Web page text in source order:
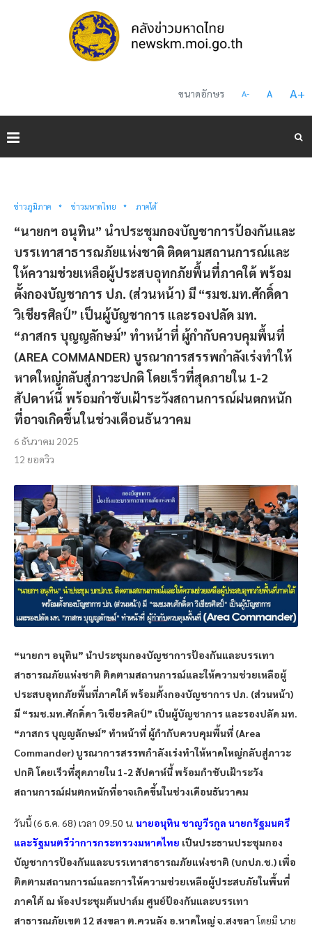
ขนาดอักษร A- A A+
ข่าวภูมิภาค ข่าวมหาดไทย ภาคใต้
“นายกฯ อนุทิน” นำประชุมกองบัญชาการป้องกันและ
บรรเทาสาธารณภัยแห่งชาติ ติดตามสถานการณ์และ
ให้ความช่วยเหลือผู้ประสบอุทกภัยพื้นที่ภาคใต้ พร้อม
ตั้งกองบัญชาการ ปภ. (ส่วนหน้า) มี “รมช.มท.ศักดิ์ดา
วิเชียรศิลป์” เป็นผู้บัญชาการ และรองปลัด มท.
“ภาสกร บุญญลักษม์” ทำหน้าที่ ผู้กํากับควบคุมพื้นที่
(AREA COMMANDER) บูรณาการสรรพกำลังเร่งทำให้
หาดใหญ่กลับสู่ภาวะปกติ โดยเร็วที่สุดภายใน 1-2
สัปดาห์นี้ พร้อมกำชับเฝ้าระวังสถานการณ์ฝนตกหนัก
ที่อาจเกิดขึ้นในช่วงเดือนธันวาคม
6 ธันวาคม 2025
12 ยอดวิว
“นายกฯ อนุทิน” นำประชุมกองบัญชาการป้องกันและบรรเทา
สาธารณภัยแห่งชาติ ติดตามสถานการณ์และให้ความช่วยเหลือผู้
ประสบอุทกภัยพื้นที่ภาคใต้ พร้อมตั้งกองบัญชาการ ปภ. (ส่วนหน้า)
มี “รมช.มท.ศักดิ์ดา วิเชียรศิลป์” เป็นผู้บัญชาการ และรองปลัด มท.
“ภาสกร บุญญลักษม์” ทำหน้าที่ ผู้กํากับควบคุมพื้นที่ (Area
Commander) บูรณาการสรรพกำลังเร่งทำให้หาดใหญ่กลับสู่ภาวะ
ปกติ โดยเร็วที่สุดภายใน 1-2 สัปดาห์นี้ พร้อมกำชับเฝ้าระวัง
สถานการณ์ฝนตกหนักที่อาจเกิดขึ้นในช่วงเดือนธันวาคม
วันนี้ (6 ธ.ค. 68) เวลา 09.50 น. นายอนุทิน ชาญวีรกูล นายกรัฐมนตรี
และรัฐมนตรีว่าการกระทรวงมหาดไทย เป็นประธานประชุมกอง
บัญชาการป้องกันและบรรเทาสาธารณภัยแห่งชาติ (บกปภ.ช.) เพื่อ
ติดตามสถานการณ์และการให้ความช่วยเหลือผู้ประสบภัยในพื้นที่
ภาคใต้ ณ ห้องประชุมต้นปาล์ม ศูนย์ป้องกันและบรรเทา
สาธารณภัยเขต 12 สงขลา ต.ควนลัง อ.หาดใหญ่ จ.สงขลาโดยมี นาย